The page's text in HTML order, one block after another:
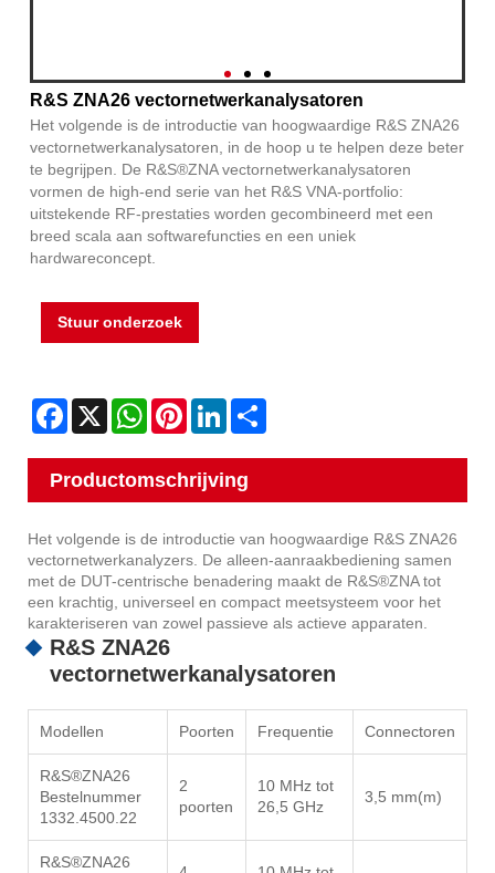
R&S ZNA26 vectornetwerkanalysatoren
Het volgende is de introductie van hoogwaardige R&S ZNA26
vectornetwerkanalysatoren, in de hoop u te helpen deze beter
te begrijpen. De R&S®ZNA vectornetwerkanalysatoren
vormen de high-end serie van het R&S VNA-portfolio:
uitstekende RF-prestaties worden gecombineerd met een
breed scala aan softwarefuncties en een uniek
hardwareconcept.
Stuur onderzoek
Facebook
X WhatsAppPinterestLinkedIn
Productomschrijving
Het volgende is de introductie van hoogwaardige R&S ZNA26
vectornetwerkanalyzers. De alleen-aanraakbediening samen
met de DUT-centrische benadering maakt de R&S®ZNA tot
een krachtig, universeel en compact meetsysteem voor het
karakteriseren van zowel passieve als actieve apparaten.
R&S ZNA26
vectornetwerkanalysatoren
Modellen Poorten Frequentie Connectoren
R&S®ZNA26
Bestelnummer
1332.4500.22
2
poorten
10 MHz tot
26,5 GHz
3,5 mm(m)
R&S®ZNA26